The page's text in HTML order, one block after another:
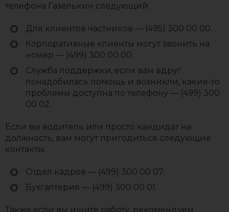
телефона Газелькин следующий:
Для клиентов частников — (495) 300 00 00.
Корпоративные клиенты могут звонить на
номер — (499) 300 00 00.
Служба поддержки, если вам вдруг
понадобилась помощь и возникли, какие-то
проблемы доступна по телефону — (499) 300
00 02.
Если вы водитель или просто кандидат на
должность, вам могут пригодиться следующие
контакты:
Отдел кадров — (499) 300 00 07.
Бухгалтерия — (499) 300 00 01.
Также если вы ищите работу, рекомендуем